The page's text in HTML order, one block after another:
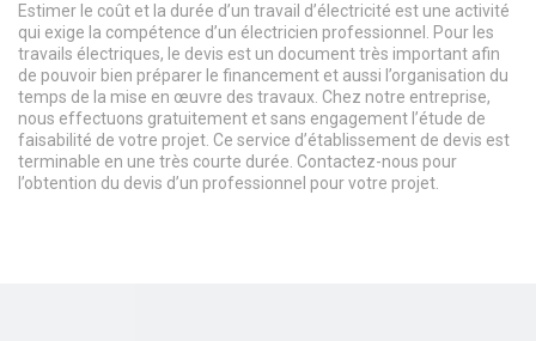
Estimer le coût et la durée d’un travail d’électricité est une activité
qui exige la compétence d’un électricien professionnel. Pour les
travails électriques, le devis est un document très important afin
de pouvoir bien préparer le financement et aussi l’organisation du
temps de la mise en œuvre des travaux. Chez notre entreprise,
nous effectuons gratuitement et sans engagement l’étude de
faisabilité de votre projet. Ce service d’établissement de devis est
terminable en une très courte durée. Contactez-nous pour
l’obtention du devis d’un professionnel pour votre projet.